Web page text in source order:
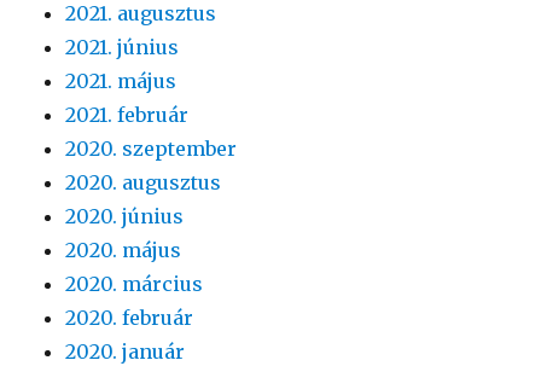
2021. augusztus
2021. június
2021. május
2021. február
2020. szeptember
2020. augusztus
2020. június
2020. május
2020. március
2020. február
2020. január